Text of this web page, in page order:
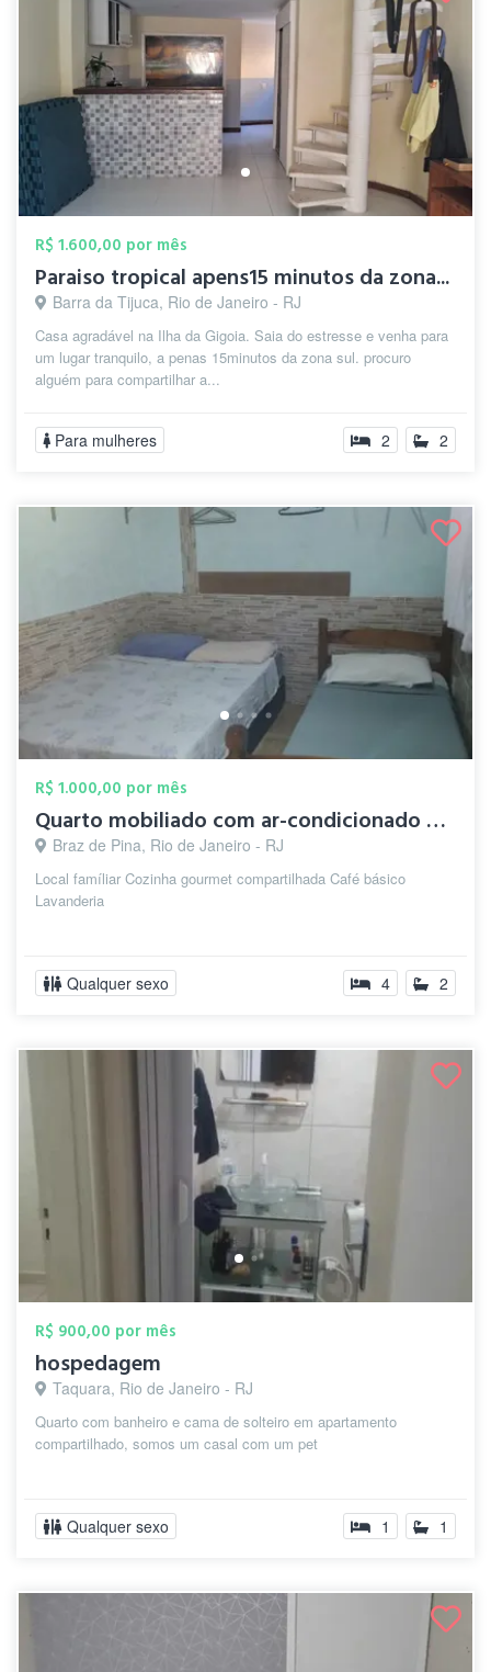
R$ 1.600,00 por mês
Paraiso tropical apens15 minutos da zona...
Barra da Tijuca, Rio de Janeiro - RJ
Casa agradável na Ilha da Gigoia. Saia do estresse e venha para
um lugar tranquilo, a penas 15minutos da zona sul. procuro
alguém para compartilhar a...
Para mulheres 2 2
R$ 1.000,00 por mês
Quarto mobiliado com ar-condicionado e W...
Braz de Pina, Rio de Janeiro - RJ
Local famíliar Cozinha gourmet compartilhada Café básico
Lavanderia
Qualquer sexo 4 2
R$ 900,00 por mês
hospedagem
Taquara, Rio de Janeiro - RJ
Quarto com banheiro e cama de solteiro em apartamento
compartilhado, somos um casal com um pet
Qualquer sexo 1 1